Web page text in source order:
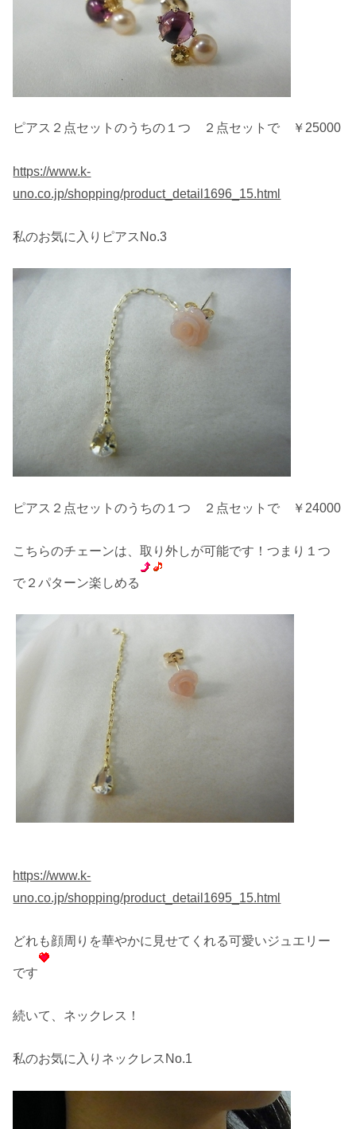
ピアス２点セットのうちの１つ ２点セットで ￥25000
https://www.k-
uno.co.jp/shopping/product_detail1696_15.html
私のお気に入りピアスNo.3
ピアス２点セットのうちの１つ ２点セットで ￥24000
こちらのチェーンは、取り外しが可能です！つまり１つ
で２パターン楽しめる
https://www.k-
uno.co.jp/shopping/product_detail1695_15.html
どれも顔周りを華やかに見せてくれる可愛いジュエリー
です
続いて、ネックレス！
私のお気に入りネックレスNo.1